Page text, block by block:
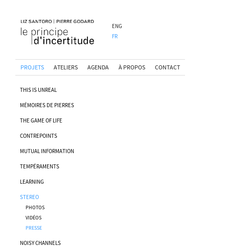
ENG
FR
PROJETS ATELIERS AGENDA À PROPOS CONTACT
THIS IS UNREAL
MÉMOIRES DE PIERRES
THE GAME OF LIFE
CONTREPOINTS
MUTUAL INFORMATION
TEMPÉRAMENTS
LEARNING
STEREO
PHOTOS
VIDÉOS
PRESSE
NOISY CHANNELS